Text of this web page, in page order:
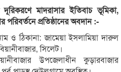
মাদরাসার ইতিবাচ ভূমিকা,
পরিবর্তনে প্রতিষ্ঠানের অবদান :-
ও ঠিকানা: জামেয়া ইসলামিয়া দারুল
সিলেট।
উপজেলাধীন কুড়ারবাজার